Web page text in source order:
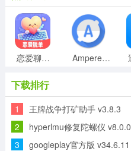
恋爱聊天话术高情商回复助手手机版 Ampere安卓直装版
360刷机专家最新版 isoftbox氛围灯手机正版
下载排行
1 王牌战争打矿助手 v3.8.3
2 hyperlmu修复陀螺仪 v8.0.0
3 googleplay官方版 v34.6.11